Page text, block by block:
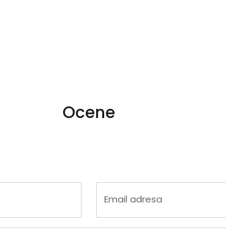
Ocene
Email adresa